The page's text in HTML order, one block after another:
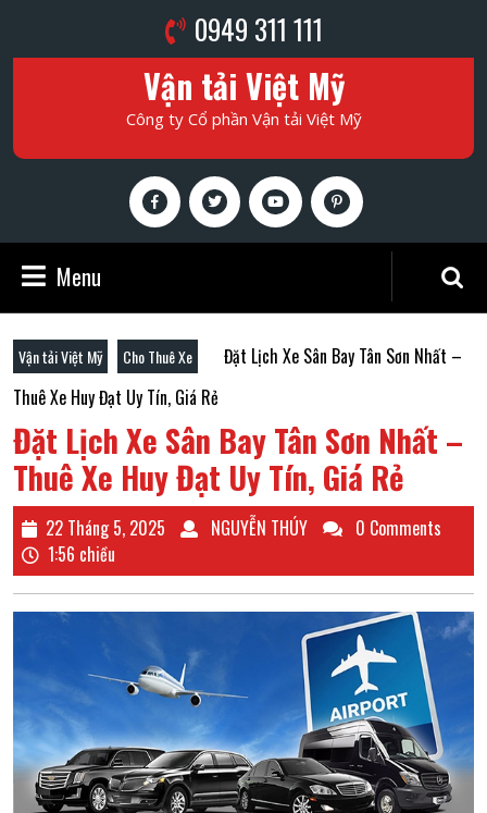
content
0949 311 111
Number
Vận tải Việt Mỹ
Công ty Cổ phần Vận tải Việt Mỹ
FacebookTwitter Youtube Pinterest
Menu
Search
Vận tải Việt Mỹ Cho Thuê Xe
Đặt Lịch Xe Sân Bay Tân Sơn Nhất –
Thuê Xe Huy Đạt Uy Tín, Giá Rẻ
Đặt Lịch Xe Sân Bay Tân Sơn Nhất –
Thuê Xe Huy Đạt Uy Tín, Giá Rẻ
22 Tháng 5, 2025
22
5,
2025
NGUYỄN THÚY NGUYỄN0 Comments
1:56 chiều